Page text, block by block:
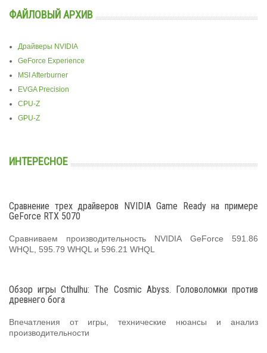
ФАЙЛОВЫЙ АРХИВ
Драйверы NVIDIA
GeForce Experience
MSI Afterburner
EVGA Precision
CPU-Z
GPU-Z
ИНТЕРЕСНОЕ
Сравнение трех драйверов NVIDIA Game Ready на примере
GeForce RTX 5070
Сравниваем производительность NVIDIA GeForce 591.86
WHQL, 595.79 WHQL и 596.21 WHQL
Обзор игры Cthulhu: The Cosmic Abyss. Головоломки против
древнего бога
Впечатления от игры, технические нюансы и анализ
производительности